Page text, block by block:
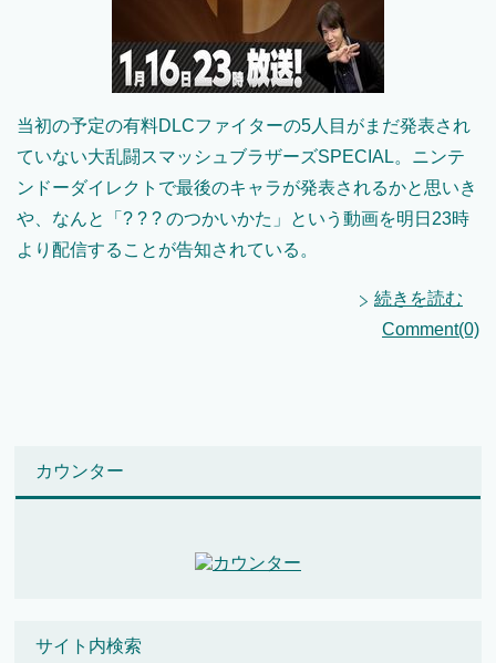
当初の予定の有料DLCファイターの5人目がまだ発表され
ていない大乱闘スマッシュブラザーズSPECIAL。ニンテ
ンドーダイレクトで最後のキャラが発表されるかと思いき
や、なんと「? ? ? のつかいかた」という動画を明日23時
より配信することが告知されている。
続きを読む
Comment(0)
カウンター
サイト内検索